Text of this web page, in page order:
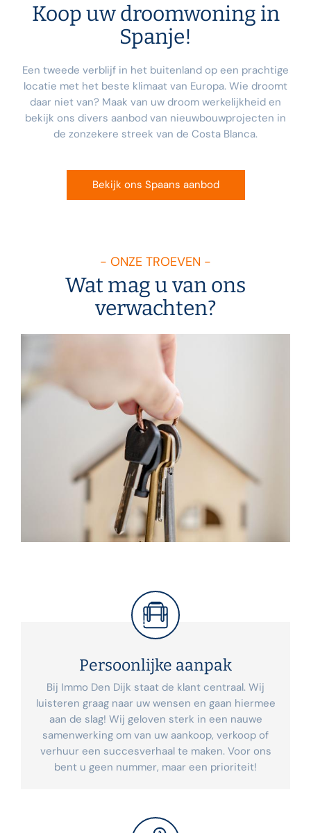
Koop uw droomwoning in
Spanje!
Een tweede verblijf in het buitenland op een prachtige
locatie met het beste klimaat van Europa. Wie droomt
daar niet van? Maak van uw droom werkelijkheid en
bekijk ons divers aanbod van nieuwbouwprojecten in
de zonzekere streek van de Costa Blanca.
Bekijk ons Spaans aanbod
- ONZE TROEVEN -
Wat mag u van ons
verwachten?
Persoonlijke aanpak
Bij Immo Den Dijk staat de klant centraal. Wij
luisteren graag naar uw wensen en gaan hiermee
aan de slag! Wij geloven sterk in een nauwe
samenwerking om van uw aankoop, verkoop of
verhuur een succesverhaal te maken. Voor ons
bent u geen nummer, maar een prioriteit!